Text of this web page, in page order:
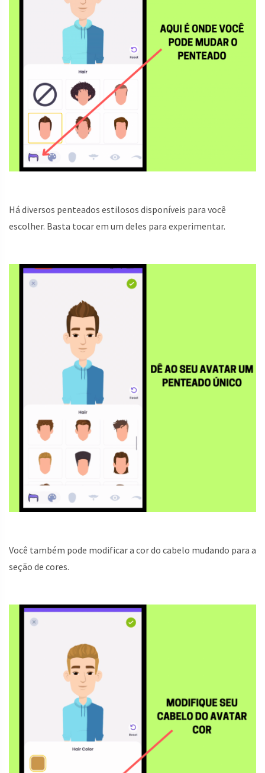
Há diversos penteados estilosos disponíveis para você
escolher. Basta tocar em um deles para experimentar.
Você também pode modificar a cor do cabelo mudando para a
seção de cores.